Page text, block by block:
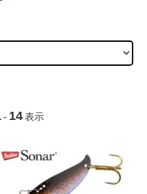
- 14 表示